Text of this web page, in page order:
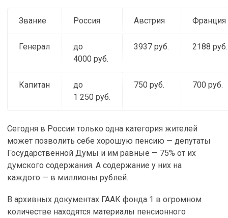
Звание Россия Австрия Франция
Генерал
до
4000 руб.
3937 руб. 2188 руб.
Капитан
до
1 250 руб.
750 руб. 700 руб.
Сегодня в России только одна категория жителей
может позволить себе хорошую пенсию — депутаты
Государственной Думы и им равные — 75% от их
думского содержания. А содержание у них на
каждого — в миллионы рублей.
В архивных документах ГААК фонда 1 в огромном
количестве находятся материалы пенсионного